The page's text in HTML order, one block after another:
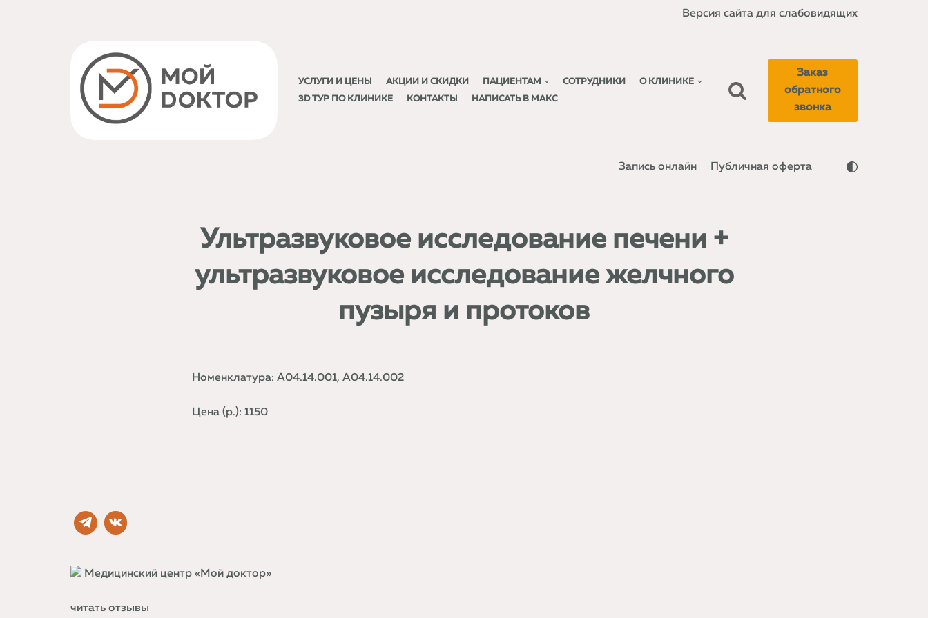
Версия сайта для слабовидящих
УСЛУГИ И ЦЕНЫ АКЦИИ И СКИДКИ ПАЦИЕНТАМ СОТРУДНИКИ
О КЛИНИКЕ
3D ТУР ПО КЛИНИКЕ
КОНТАКТЫ НАПИСАТЬ В МАКС
Заказ
обратного
звонка
Запись онлайн Публичная оферта
Ультразвуковое исследование печени +
ультразвуковое исследование желчного
пузыря и протоков
Номенклатура: A04.14.001, A04.14.002
Цена (р.): 1150
Медицинский центр «Мой доктор»
читать отзывы